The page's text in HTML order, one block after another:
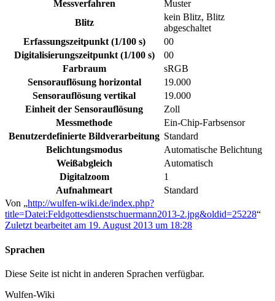
Messverfahren
Muster
Blitz
kein Blitz, Blitz
abgeschaltet
Erfassungszeitpunkt (1/100 s)
00
Digitalisierungszeitpunkt (1/100 s)
00
Farbraum
sRGB
Sensorauflösung horizontal
19.000
Sensorauflösung vertikal
19.000
Einheit der Sensorauflösung
Zoll
Messmethode
Ein-Chip-Farbsensor
Benutzerdefinierte Bildverarbeitung Standard
Belichtungsmodus
Automatische Belichtung
Weißabgleich
Automatisch
Digitalzoom
1
Aufnahmeart
Standard
Von „http://wulfen-wiki.de/index.php?
title=Datei:Feldgottesdienstschuermann2013-2.jpg&oldid=25228“
Zuletzt bearbeitet am 19. August 2013 um 18:28
Sprachen
Diese Seite ist nicht in anderen Sprachen verfügbar.
Wulfen-Wiki